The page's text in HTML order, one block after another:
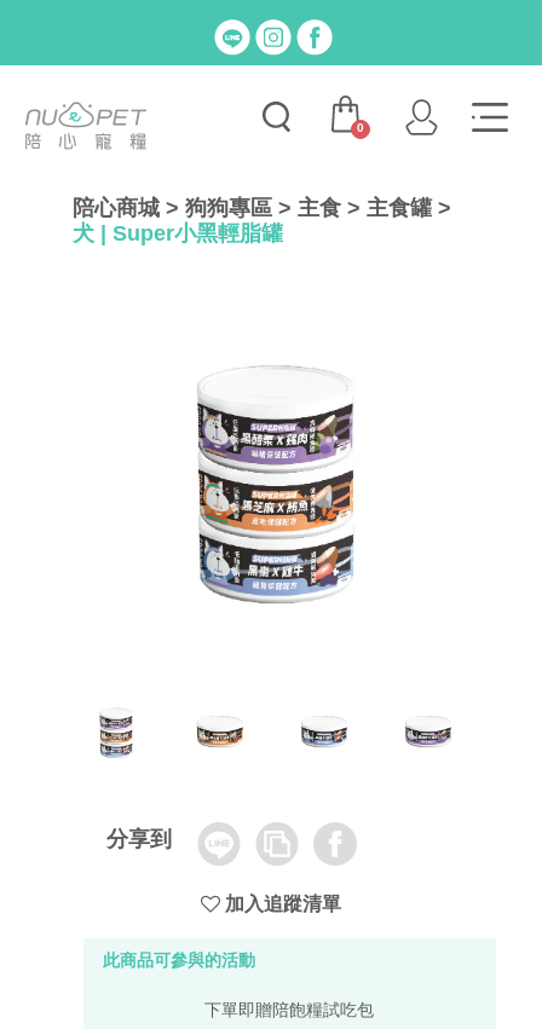
0
陪心商城 > 狗狗專區 > 主食 > 主食罐>
犬 | Super小黑輕脂罐
分享到 Line
Copy
Link
Facebook
加入追蹤清單
此商品可參與的活動
下單即贈陪飽糧試吃包